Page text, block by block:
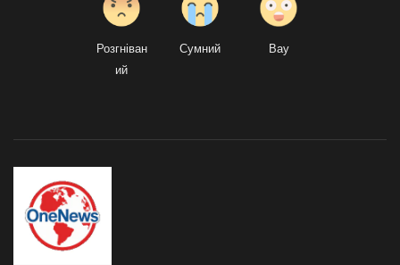
Розгніван
ий
Сумний Вау